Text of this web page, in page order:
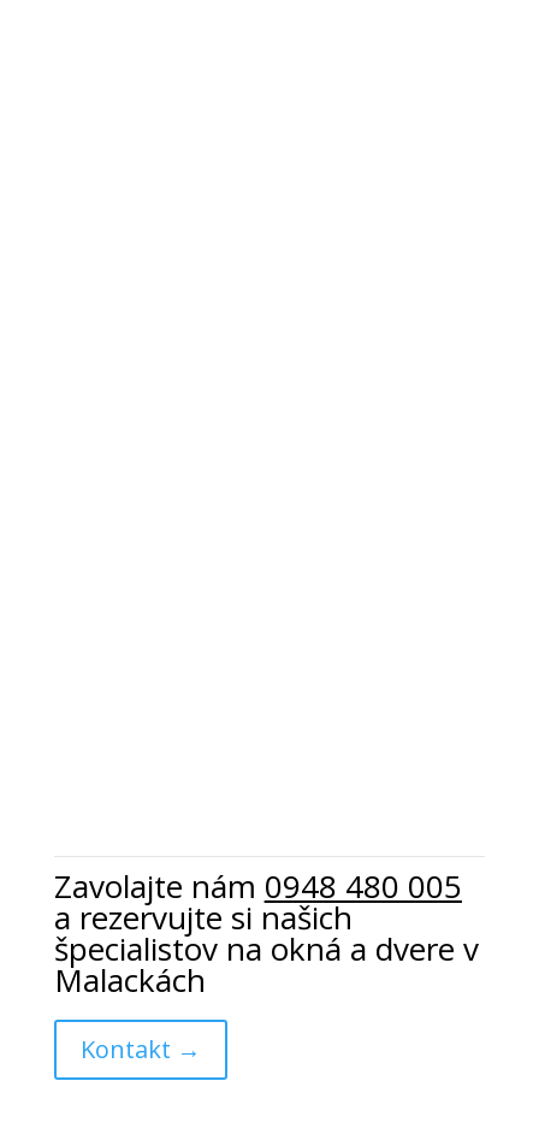
Zavolajte nám 0948 480 005
a rezervujte si našich
špecialistov na okná a dvere v
Malackách
Kontakt →